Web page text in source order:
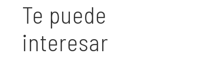
Te puede
interesar